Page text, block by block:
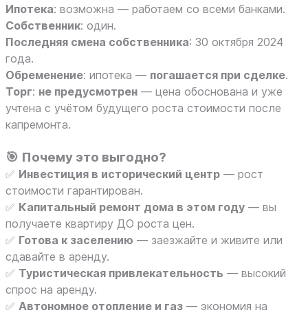
Ипотека: возможна — работаем со всеми банками.
Собственник: один.
Последняя смена собственника: 30 октября 2024
года.
Обременение: ипотека — погашается при сделке.
Торг: не предусмотрен — цена обоснована и уже
учтена с учётом будущего роста стоимости после
капремонта.
🎯 Почему это выгодно?
✅ Инвестиция в исторический центр — рост
стоимости гарантирован.
✅ Капитальный ремонт дома в этом году — вы
получаете квартиру ДО роста цен.
✅ Готова к заселению — заезжайте и живите или
сдавайте в аренду.
✅ Туристическая привлекательность — высокий
спрос на аренду.
✅ Автономное отопление и газ — экономия на